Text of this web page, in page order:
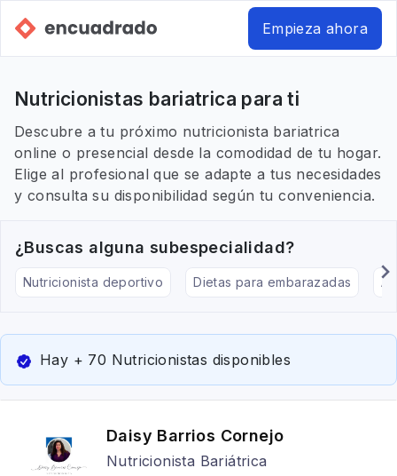
Empieza ahora
Nutricionistas bariatrica para ti
Descubre a tu próximo nutricionista bariatrica
online o presencial desde la comodidad de tu hogar.
Elige al profesional que se adapte a tus necesidades
y consulta su disponibilidad según tu conveniencia.
¿Buscas alguna subespecialidad?
Nutricionista deportivo Dietas para embarazadas
Hay + 70 Nutricionistas disponibles
Daisy Barrios Cornejo
Nutricionista Bariátrica